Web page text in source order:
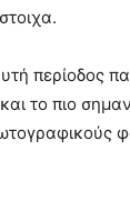
περίοδος
το πιο